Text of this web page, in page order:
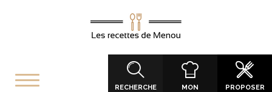
RECHERCHE
MON
PROPOSER